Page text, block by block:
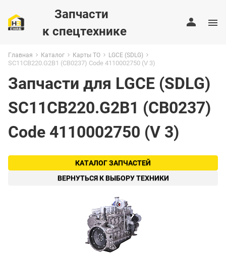
Запчасти
к спецтехнике
Главная Каталог Карты ТО LGCE (SDLG)
SC11CB220.G2B1 (CB0237) Code 4110002750 (V 3)
Запчасти для LGCE (SDLG)
SC11CB220.G2B1 (CB0237)
Code 4110002750 (V 3)
КАТАЛОГ ЗАПЧАСТЕЙ
ВЕРНУТЬСЯ К ВЫБОРУ ТЕХНИКИ